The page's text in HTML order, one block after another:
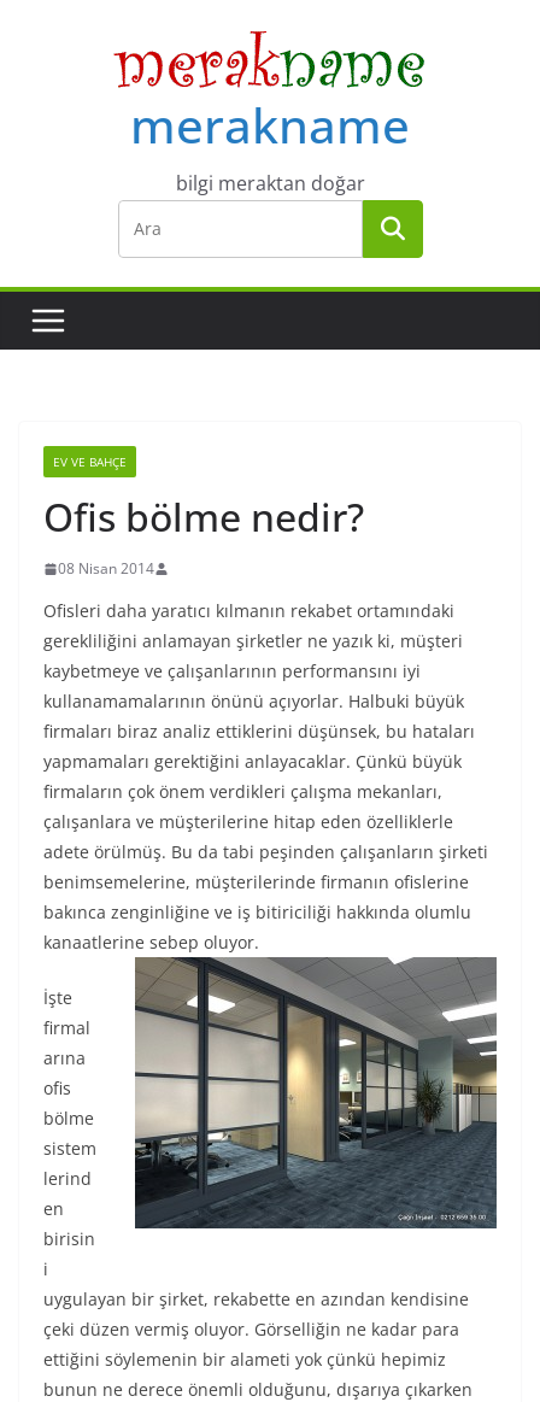
merakname
bilgi meraktan doğar
EV VE BAHÇE
Ofis bölme nedir?
08 Nisan 2014
Ofisleri daha yaratıcı kılmanın rekabet ortamındaki
gerekliliğini anlamayan şirketler ne yazık ki, müşteri
kaybetmeye ve çalışanlarının performansını iyi
kullanamamalarının önünü açıyorlar. Halbuki büyük
firmaları biraz analiz ettiklerini düşünsek, bu hataları
yapmamaları gerektiğini anlayacaklar. Çünkü büyük
firmaların çok önem verdikleri çalışma mekanları,
çalışanlara ve müşterilerine hitap eden özelliklerle
adete örülmüş. Bu da tabi peşinden çalışanların şirketi
benimsemelerine, müşterilerinde firmanın ofislerine
bakınca zenginliğine ve iş bitiriciliği hakkında olumlu
kanaatlerine sebep oluyor.
İşte
firmal
arına
ofis
bölme
sistem
lerind
en
birisin
i
uygulayan bir şirket, rekabette en azından kendisine
çeki düzen vermiş oluyor. Görselliğin ne kadar para
ettiğini söylemenin bir alameti yok çünkü hepimiz
bunun ne derece önemli olduğunu, dışarıya çıkarken